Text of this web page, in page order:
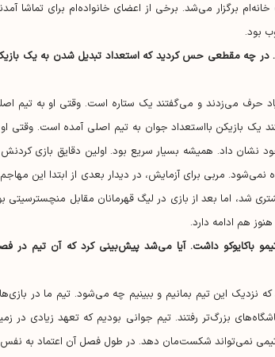
برگزار می‌شد. برخی از اعضای خانواده‌ام برای تماشا
در چه مقطعی حس کردید که استعداد تبدیل شدن به یک
او زیاد حرف می‌زدند و می‌گفتند یک ستاره است. وقتی او به تیم
یک بازیکن بااستعداد جوان به تیم اصلی آمده است. وقتی او
نشان داد. همیشه بسیار سریع بود. اولین دقایق بازی کردنش
نمی‌شود. مربی برای آزمایش، در دیدار بعدی از ابتدا این مهاجم
شد، اما بعد از بازی در لیگ قهرمانان مقابل منچسترسیتی
هم ادامه دارد.
باکایوکو داشت. آیا می‌شد پیش‌بینی کرد که آن تیم در
این تیم بمانیم و ببینیم چه می‌شود. تیم ما در
بزرگ‌تر رفتند. تیم جوانی بودیم که تعهد زیادی در
نمی‌تواند شکست‌مان دهد. در طول فصل آن اعتماد به نفس